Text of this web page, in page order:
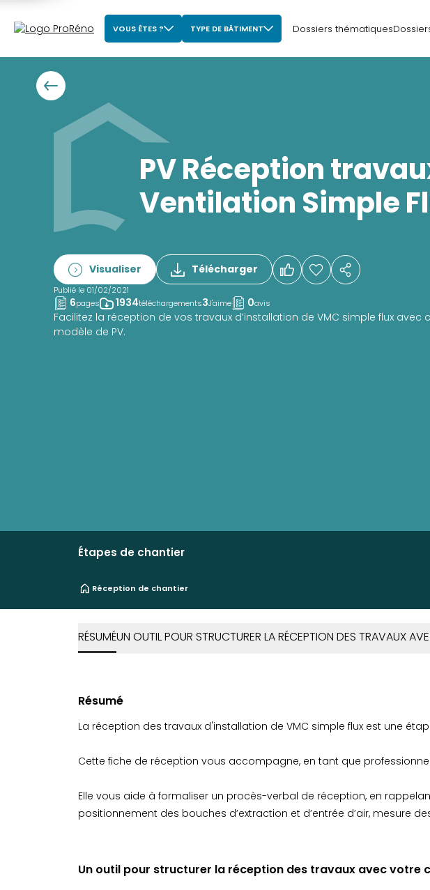
VOUS ÊTES ? TYPE DE BÂTIMENT Dossiers thématiques
PV Réception
Ventilation Simple
Visualiser Télécharger
Publié le 01/02/2021
6pages 1934téléchargements3J'aime 0avis
Facilitez la réception de vos travaux d’installation de VMC simple flux avec
modèle de PV.
Étapes de chantier
Réception de chantier
RÉSUMÉUN OUTIL POUR STRUCTURER LA RÉCEPTION DES TRAVAUX
Résumé
La réception des travaux d'installation de VMC simple flux est une
Cette fiche de réception vous accompagne, en tant que
Elle vous aide à formaliser un procès-verbal de réception, en
positionnement des bouches d’extraction et d’entrée d’air, mesure
Un outil pour structurer la réception des travaux avec votre